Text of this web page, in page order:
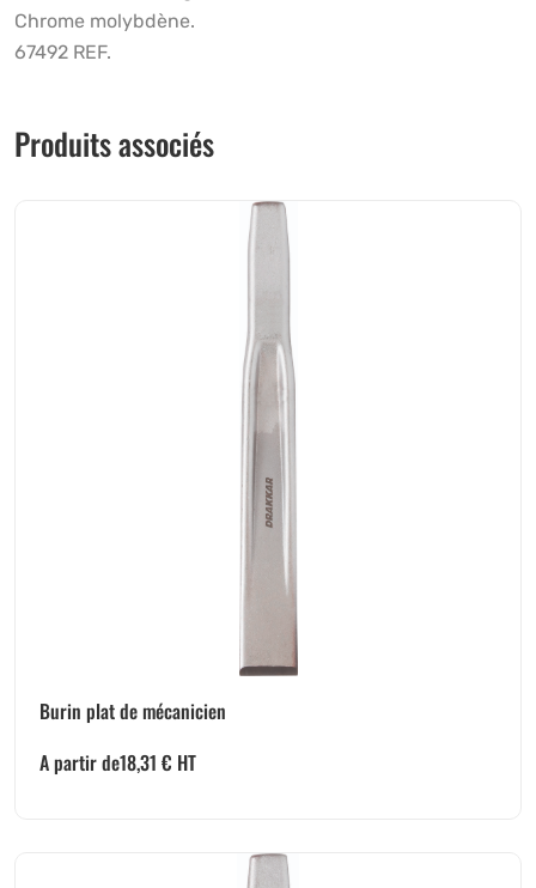
Chrome molybdène.
67492 REF.
Produits associés
Burin plat de mécanicien
A partir de18,31 € HT